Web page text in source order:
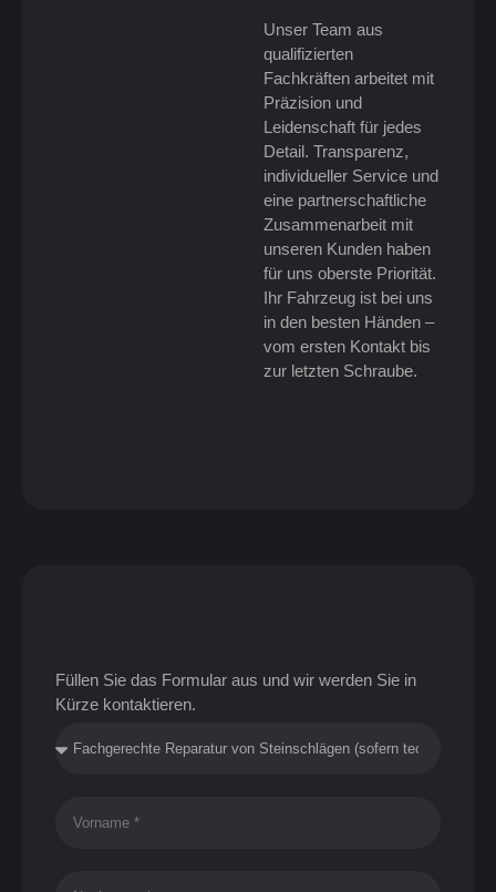
Unser Team aus
qualifizierten
Fachkräften arbeitet mit
Präzision und
Leidenschaft für jedes
Detail. Transparenz,
individueller Service und
eine partnerschaftliche
Zusammenarbeit mit
unseren Kunden haben
für uns oberste Priorität.
Ihr Fahrzeug ist bei uns
in den besten Händen –
vom ersten Kontakt bis
zur letzten Schraube.
Füllen Sie das Formular aus und wir werden Sie in
Kürze kontaktieren.